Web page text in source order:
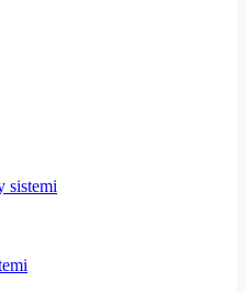
sistemi